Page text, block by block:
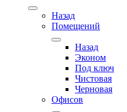
Назад
Помещений
Назад
Эконом
Под ключ
Чистовая
Черновая
Офисов